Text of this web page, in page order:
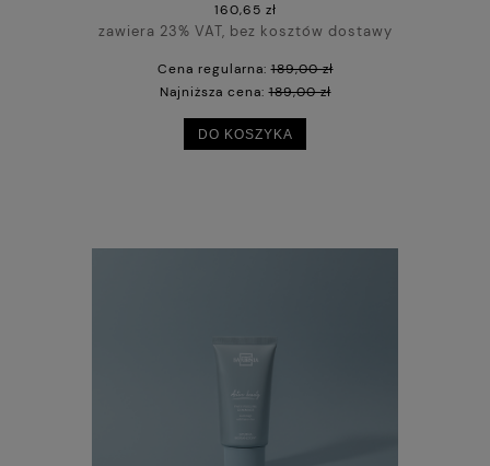
160,65 zł
zawiera 23% VAT, bez kosztów dostawy
Cena regularna:189,00 zł
Najniższa cena:189,00 zł
DO KOSZYKA